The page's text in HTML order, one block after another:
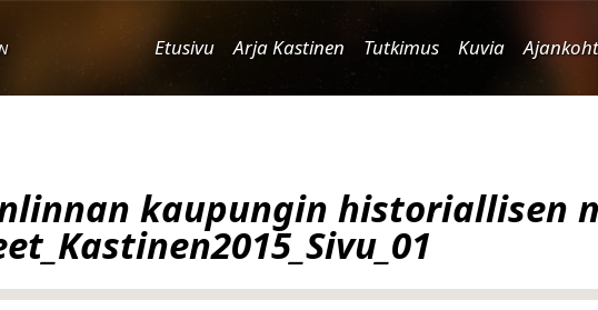
Etusivu Arja Kastinen Tutkimus Kuvia
kaupungin historiallisen